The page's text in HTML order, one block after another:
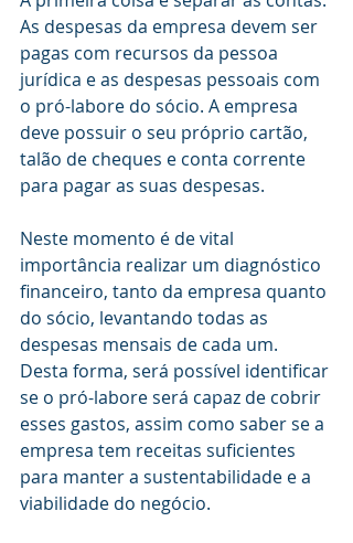
As despesas da empresa devem ser
pagas com recursos da pessoa
jurídica e as despesas pessoais com
o pró-labore do sócio. A empresa
deve possuir o seu próprio cartão,
talão de cheques e conta corrente
para pagar as suas despesas.
Neste momento é de vital
importância realizar um diagnóstico
financeiro, tanto da empresa quanto
do sócio, levantando todas as
despesas mensais de cada um.
Desta forma, será possível identificar
se o pró-labore será capaz de cobrir
esses gastos, assim como saber se a
empresa tem receitas suficientes
para manter a sustentabilidade e a
viabilidade do negócio.